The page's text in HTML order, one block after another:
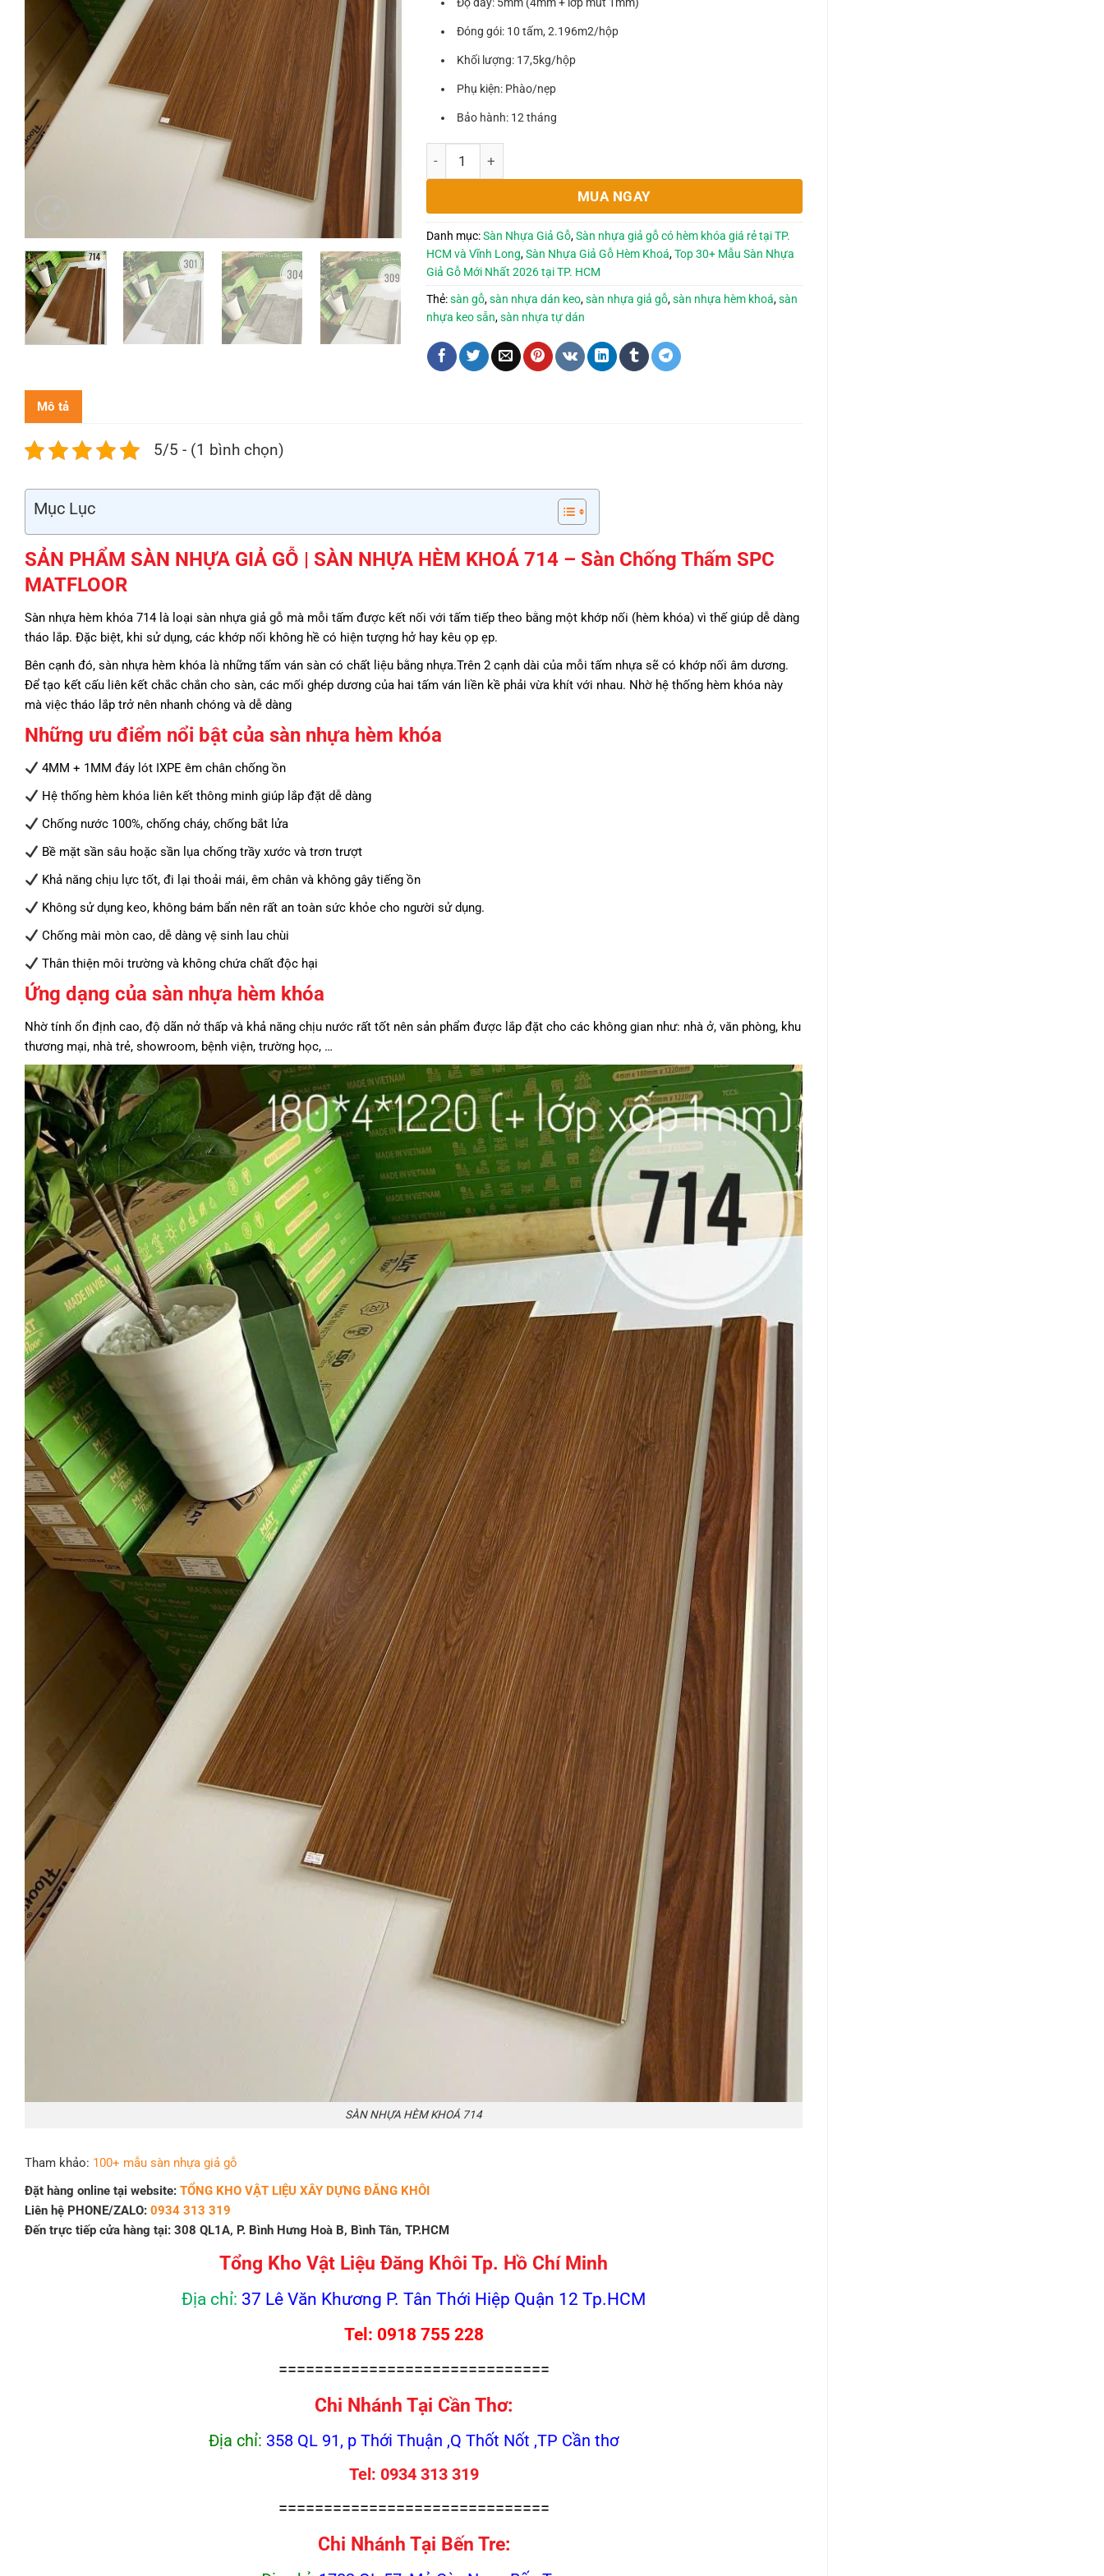
Độ dày: 5mm (4mm + lớp mút 1mm)
Đóng gói: 10 tấm, 2.196m2/hộp
Khối lượng: 17,5kg/hộp
Phụ kiện: Phào/nẹp
Bảo hành: 12 tháng
MUA NGAY
Danh mục:Sàn Nhựa Giả Gỗ,Sàn nhựa giả gỗ có hèm khóa giá rẻ tại TP.
HCM và Vĩnh Long,Sàn Nhựa Giả Gỗ Hèm Khoá,Top 30+ Mẫu Sàn Nhựa
Giả Gỗ Mới Nhất 2026 tại TP. HCM
Thẻ:sàn gỗ,sàn nhựa dán keo,sàn nhựa giả gỗ,sàn nhựa hèm khoá,sàn
nhựa keo sẵn,sàn nhựa tự dán
Mô tả
5/5 - (1 bình chọn)
Mục Lục
SẢN PHẨM SÀN NHỰA GIẢ GỖ | SÀN NHỰA HÈM KHOÁ 714 – Sàn Chống Thấm SPC
MATFLOOR
Sàn nhựa hèm khóa 714 là loại sàn nhựa giả gỗ mà mỗi tấm được kết nối với tấm tiếp theo bằng một khớp nối (hèm khóa) vì thế giúp dễ dàng
tháo lắp. Đặc biệt, khi sử dụng, các khớp nối không hề có hiện tượng hở hay kêu ọp ẹp.
Bên cạnh đó, sàn nhựa hèm khóa là những tấm ván sàn có chất liệu bằng nhựa.Trên 2 cạnh dài của mỗi tấm nhựa sẽ có khớp nối âm dương.
Để tạo kết cấu liên kết chắc chắn cho sàn, các mối ghép dương của hai tấm ván liền kề phải vừa khít với nhau. Nhờ hệ thống hèm khóa này
mà việc tháo lắp trở nên nhanh chóng và dễ dàng
Những ưu điểm nổi bật của sàn nhựa hèm khóa
4MM + 1MM đáy lót IXPE êm chân chống ồn
Hệ thống hèm khóa liên kết thông minh giúp lắp đặt dễ dàng
Chống nước 100%, chống cháy, chống bắt lửa
Bề mặt sần sâu hoặc sần lụa chống trầy xước và trơn trượt
Khả năng chịu lực tốt, đi lại thoải mái, êm chân và không gây tiếng ồn
Không sử dụng keo, không bám bẩn nên rất an toàn sức khỏe cho người sử dụng.
Chống mài mòn cao, dễ dàng vệ sinh lau chùi
Thân thiện môi trường và không chứa chất độc hại
Ứng dạng của sàn nhựa hèm khóa
Nhờ tính ổn định cao, độ dãn nở thấp và khả năng chịu nước rất tốt nên sản phẩm được lắp đặt cho các không gian như: nhà ở, văn phòng, khu
thương mại, nhà trẻ, showroom, bệnh viện, trường học, …
SÀN NHỰA HÈM KHOÁ 714
Tham khảo: 100+ mẫu sàn nhựa giả gỗ
Đặt hàng online tại website: TỔNG KHO VẬT LIỆU XÂY DỰNG ĐĂNG KHÔI
Liên hệ PHONE/ZALO: 0934 313 319
Đến trực tiếp cửa hàng tại: 308 QL1A, P. Bình Hưng Hoà B, Bình Tân, TP.HCM
Tổng Kho Vật Liệu Đăng Khôi Tp. Hồ Chí Minh
Địa chỉ: 37 Lê Văn Khương P. Tân Thới Hiệp Quận 12 Tp.HCM
Tel: 0918 755 228
==============================
Chi Nhánh Tại Cần Thơ:
Địa chỉ: 358 QL 91, p Thới Thuận ,Q Thốt Nốt ,TP Cần thơ
Tel: 0934 313 319
==============================
Chi Nhánh Tại Bến Tre: